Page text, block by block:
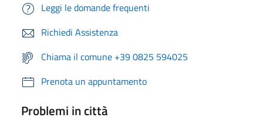
Leggi le domande frequenti
Richiedi Assistenza
Chiama il comune +39 0825 594025
Prenota un appuntamento
Problemi in città